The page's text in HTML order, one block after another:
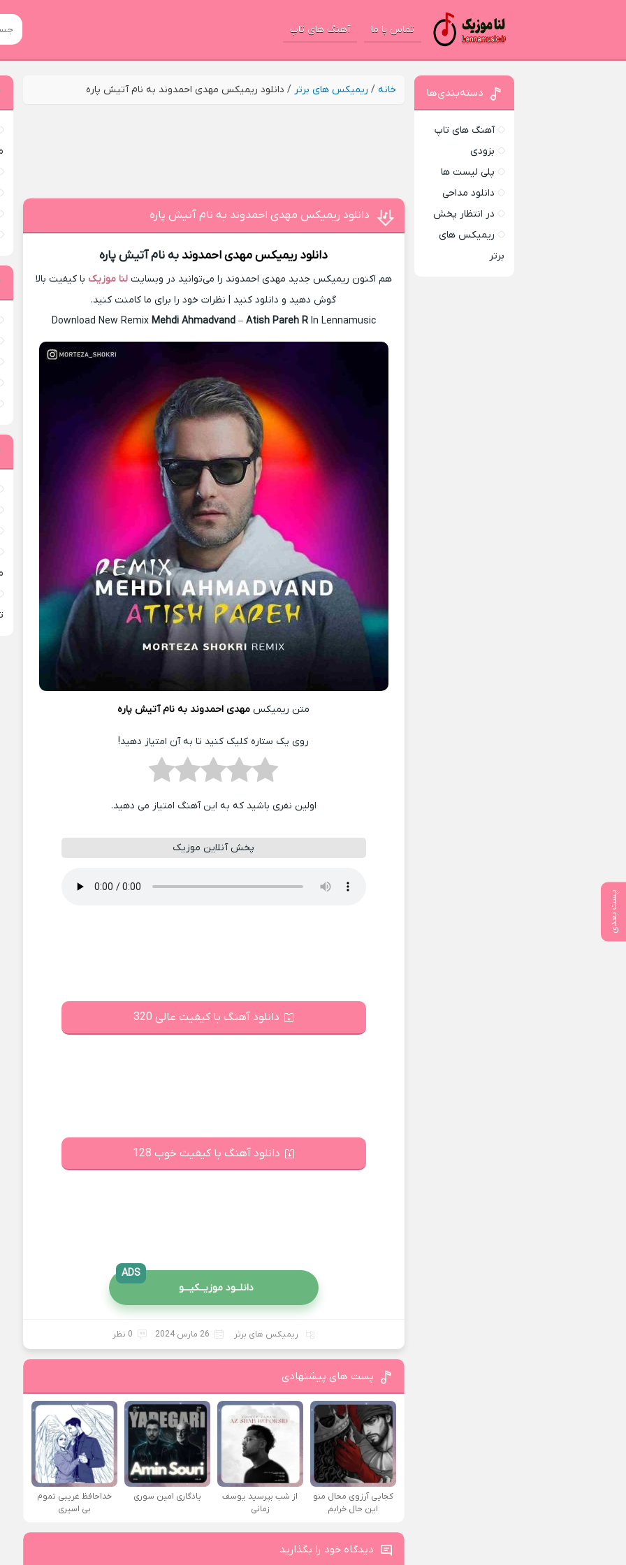
تماس با ما آهنگ های تاپ
خانه / ریمیکس های برتر / دانلود ریمیکس مهدی احمدوند به نام آتیش پاره
پست بعدی
دانلود ریمیکس مهدی احمدوند به نام آتیش پاره
دانلود ریمیکس مهدی احمدوند به نام آتیش پاره
هم اکنون ریمیکس جدید مهدی احمدوند را می‌توانید در وبسایتلنا موزیک با کیفیت بالا
گوش دهید و دانلود کنید | نظرات خود را برای ما کامنت کنید.
Download New Remix Mehdi Ahmadvand– Atish Pareh RIn Lennamusic
متن ریمیکس مهدی احمدوند به نام آتیش پاره
روی یک ستاره کلیک کنید تا به آن امتیاز دهید!
اولین نفری باشید که به این آهنگ امتیاز می دهید.
پخش آنلاین موزیک
دانلود آهنگ با کیفیت عالی 320
دانلود آهنگ با کیفیت خوب 128
دانلــود موزیــکیـــو
ADS
ریمیکس های برتر 26 مارس 2024 0 نظر
پست های پیشنهادی
کجایی آرزوی محال منو
این حال خرابم
از شب بپرسید یوسف
زمانی
یادگاری امین سوری
خداحافظ غریبی تموم
بی اسیری
دیدگاه خود را بگذارید
دسته‌بندی‌ها
آهنگ های تاپ
بزودی
پلی لیست ها
دانلود مداحی
در انتظار پخش
ریمیکس های
برتر